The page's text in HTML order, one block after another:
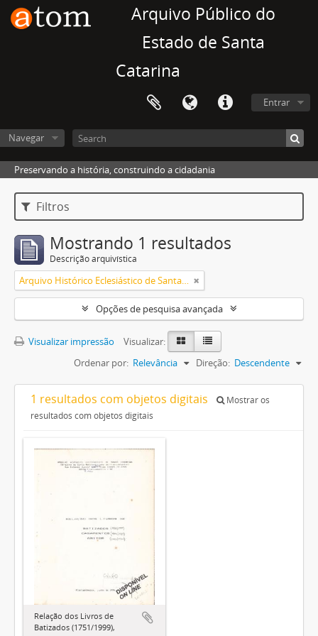
Arquivo Público do
Estado de Santa
Catarina
Entrar
Navegar
Preservando a história, construindo a cidadania
Filtros
Mostrando 1 resultados
Descrição arquivística
Arquivo Histórico Eclesiástico de Santa Catarina
Opções de pesquisa avançada
Visualizar impressão
Visualizar:
Ordenar por: Relevância Direção: Descendente
1 resultados com objetos digitais
Mostrar os
resultados com objetos digitais
Relação dos Livros de
Batizados (1751/1999),